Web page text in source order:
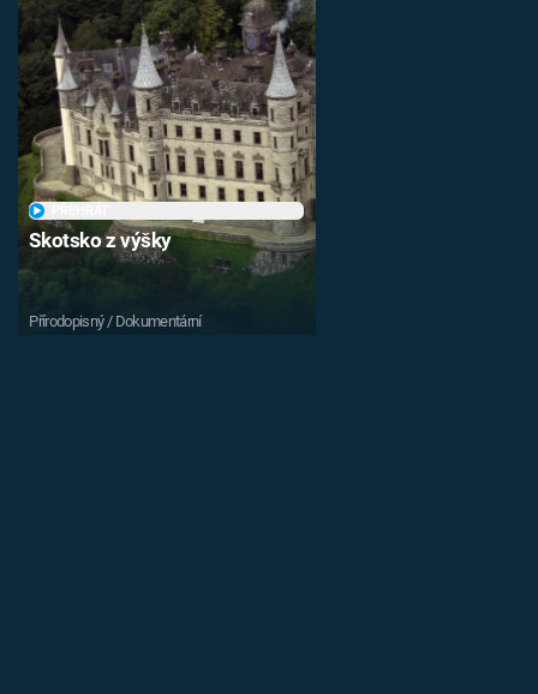
Skotsko z výšky
Přírodopisný / Dokumentární